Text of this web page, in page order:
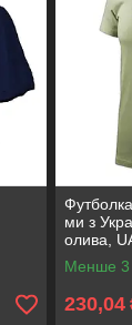
ми з
олива,
Менше 3
230,04